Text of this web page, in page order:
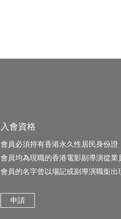
入會資格
會員必須持有香港永久性居民身份證
會員均為現職的香港電影副導演從
會員的名字曾以場記或副導演職銜
申請